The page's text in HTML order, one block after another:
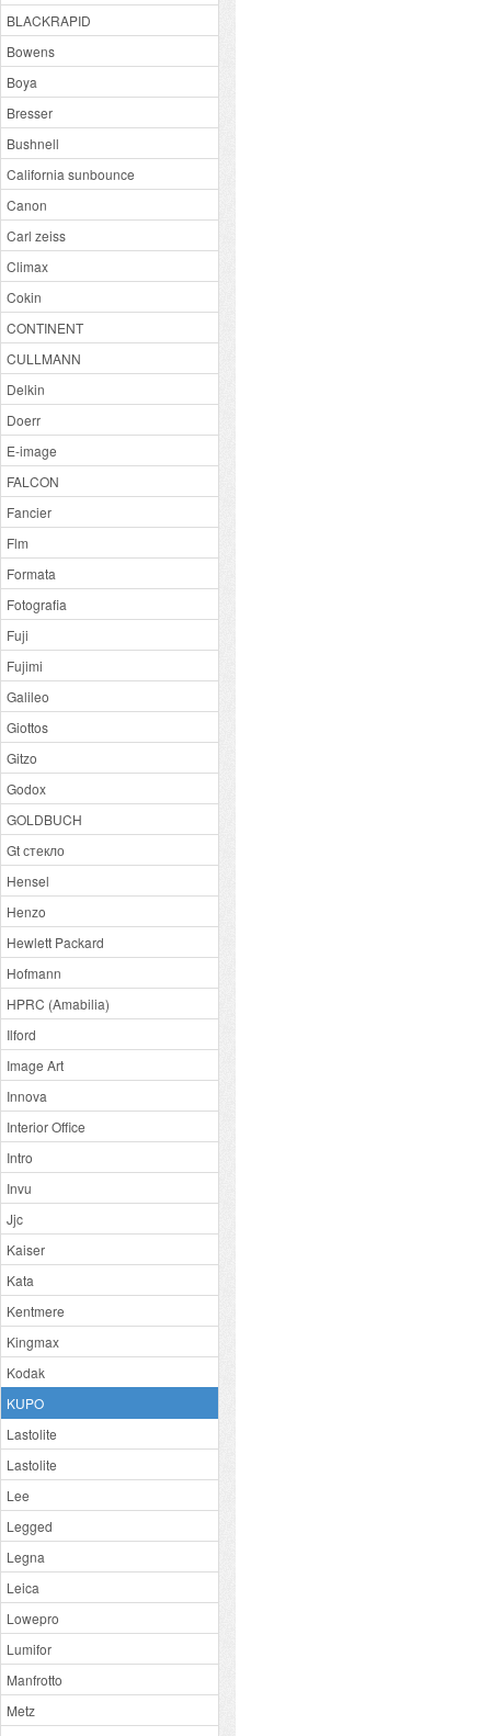
BLACKRAPID
Bowens
Boya
Bresser
Bushnell
California sunbounce
Canon
Carl zeiss
Climax
Cokin
CONTINENT
CULLMANN
Delkin
Doerr
E-image
FALCON
Fancier
Flm
Formata
Fotografia
Fuji
Fujimi
Galileo
Giottos
Gitzo
Godox
GOLDBUCH
Gt стекло
Hensel
Henzo
Hewlett Packard
Hofmann
HPRC (Amabilia)
Ilford
Image Art
Innova
Interior Office
Intro
Invu
Jjc
Kaiser
Kata
Kentmere
Kingmax
Kodak
KUPO
Lastolite
Lastolite
Lee
Legged
Legna
Leica
Lowepro
Lumifor
Manfrotto
Metz